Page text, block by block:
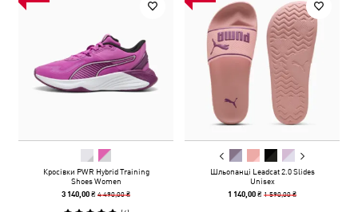
Кросівки PWR Hybrid Training
Shoes Women
3 140,00 ₴4 490,00 ₴
Шльопанці Leadcat 2.0 Slides
Unisex
1 140,00 ₴1 590,00 ₴